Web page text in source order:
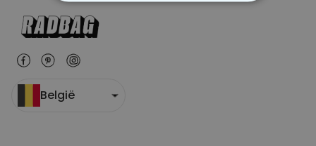
België
NOODZAKELIJK
PERFORMANCE